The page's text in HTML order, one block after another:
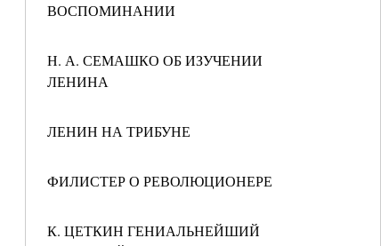
ВОСПОМИНАНИИ
Н. А. СЕМАШКО ОБ ИЗУЧЕНИИ
ЛЕНИНА
ЛЕНИН НА ТРИБУНЕ
ФИЛИСТЕР О РЕВОЛЮЦИОНЕРЕ
К. ЦЕТКИН ГЕНИАЛЬНЕЙШИЙ